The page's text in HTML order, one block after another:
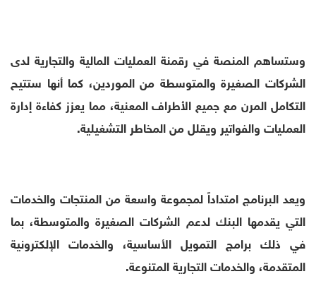
وستساهم المنصة في رقمنة العمليات المالية والتجارية لدى
الشركات الصغيرة والمتوسطة من الموردين، كما أنها ستتيح
التكامل المرن مع جميع الأطراف المعنية، مما يعزز كفاءة إدارة
العمليات والفواتير ويقلل من المخاطر التشغيلية.
ويعد البرنامج امتداداً لمجموعة واسعة من المنتجات والخدمات
التي يقدمها البنك لدعم الشركات الصغيرة والمتوسطة، بما
في ذلك برامج التمويل الأساسية، والخدمات الإلكترونية
المتقدمة، والخدمات التجارية المتنوعة.